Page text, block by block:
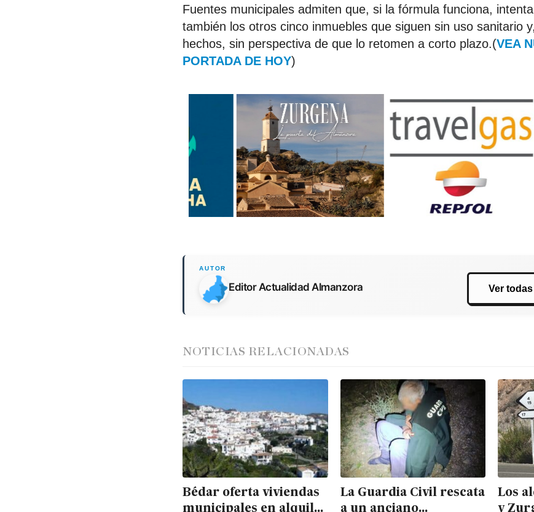
Fuentes municipales admiten que, si la fórmula funciona,
también los otros cinco inmuebles que siguen sin uso sanitario
hechos, sin perspectiva de que lo retomen a corto plazo.(VEA
PORTADA DE HOY)
Editor Actualidad Almanzora Ver
NOTICIAS RELACIONADAS
Bédar oferta viviendas
municipales en alquiler
La Guardia Civil rescata
a un anciano
Los
y